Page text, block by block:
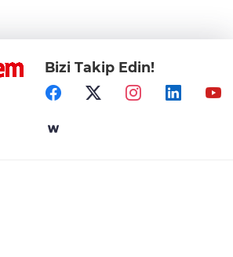
Bizi Takip Edin!